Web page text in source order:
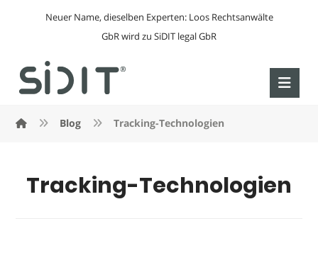
Neuer Name, dieselben Experten: Loos Rechtsanwälte
GbR wird zu SiDIT legal GbR
Blog Tracking-Technologien
Tracking-Technologien